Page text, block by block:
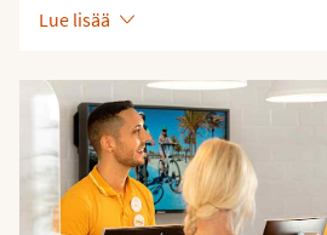
Lue lisää